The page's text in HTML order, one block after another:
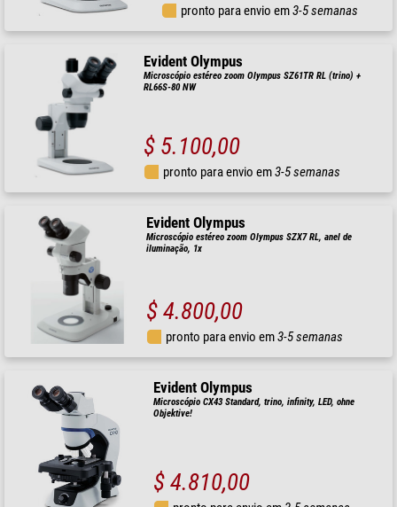
pronto para envio em3-5 semanas
Evident Olympus
Microscópio estéreo zoom Olympus SZ61TR RL (trino) +
RL66S-80 NW
$ 5.100,00
pronto para envio em3-5 semanas
Evident Olympus
Microscópio estéreo zoom Olympus SZX7 RL, anel de
iluminação, 1x
$ 4.800,00
pronto para envio em3-5 semanas
Evident Olympus
Microscópio CX43 Standard, trino, infinity, LED, ohne
Objektive!
$ 4.810,00